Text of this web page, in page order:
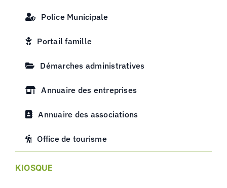
Police Municipale
Portail famille
Démarches administratives
Annuaire des entreprises
Annuaire des associations
Office de tourisme
KIOSQUE